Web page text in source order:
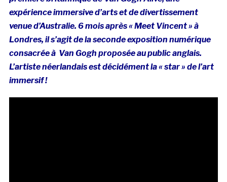
expérience immersive d’arts et de divertissement
venue d’Australie. 6 mois après « Meet Vincent » à
Londres, il s’agit de la seconde exposition numérique
consacrée à Van Gogh proposée au public anglais.
L’artiste néerlandais est décidément la « star » de l’art
immersif !